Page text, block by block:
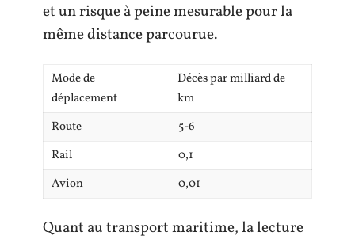
et un risque à peine mesurable pour la
même distance parcourue.
Mode de
déplacement
Décès par milliard de
km
Route
5-6
Rail
0,1
Avion
0,01
Quant au transport maritime, la lecture